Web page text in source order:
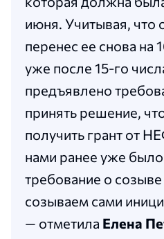
июня. Учитывая, что
перенес ее снова на
уже после 15-го
предъявлено
принять решение,
получить грант от
нами ранее уже
требование о
созываем сами
— отметила Елена